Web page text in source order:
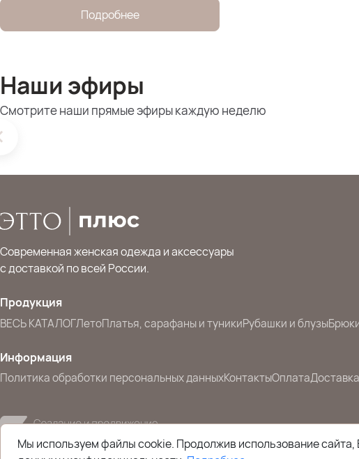
Подробнее
Наши эфиры
Смотрите наши прямые эфиры каждую неделю
Современная женская одежда и аксессуары
с доставкой по всей России.
Продукция
ВЕСЬ КАТАЛОГЛетоПлатья, сарафаны и туникиРубашки и блузы
Информация
Политика обработки персональных данныхКонтактыОплатаДоставка
Мы используем файлы cookie. Продолжив использование